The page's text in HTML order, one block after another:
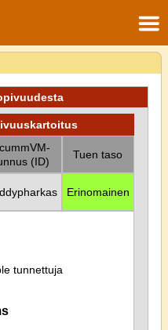
(ID)
Tuen taso
Erinomainen
tunnettuja